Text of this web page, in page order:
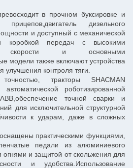
в прочном буксировке и
дизельного
и доступный с механической
коробкой передач с высокими
скорости и основными
модели также включают устройства
улучшения контроля тяги.
тракторы SHACMAN
роботизированной
точной сварки и
для исключительной структурной
к ударам, даже в сложных
практическими функциями,
педали из алюминиевого
и защитой от скольжения для
и удобства.Использование